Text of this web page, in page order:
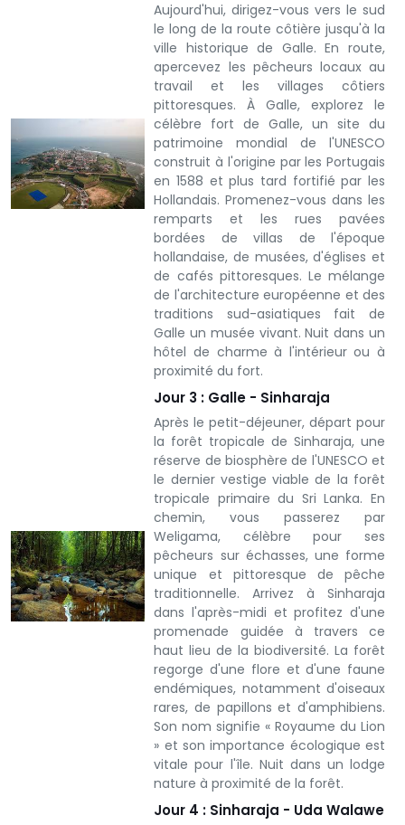
Aujourd'hui, dirigez-vous vers le sud
le long de la route côtière jusqu'à la
ville historique de Galle. En route,
apercevez les pêcheurs locaux au
travail et les villages côtiers
pittoresques. À Galle, explorez le
célèbre fort de Galle, un site du
patrimoine mondial de l'UNESCO
construit à l'origine par les Portugais
en 1588 et plus tard fortifié par les
Hollandais. Promenez-vous dans les
remparts et les rues pavées
bordées de villas de l'époque
hollandaise, de musées, d'églises et
de cafés pittoresques. Le mélange
de l'architecture européenne et des
traditions sud-asiatiques fait de
Galle un musée vivant. Nuit dans un
hôtel de charme à l'intérieur ou à
proximité du fort.
Jour 3 : Galle - Sinharaja
Après le petit-déjeuner, départ pour
la forêt tropicale de Sinharaja, une
réserve de biosphère de l'UNESCO et
le dernier vestige viable de la forêt
tropicale primaire du Sri Lanka. En
chemin, vous passerez par
Weligama, célèbre pour ses
pêcheurs sur échasses, une forme
unique et pittoresque de pêche
traditionnelle.Arrivez à Sinharaja
dans l'après-midi et profitez d'une
promenade guidée à travers ce
haut lieu de la biodiversité. La forêt
regorge d'une flore et d'une faune
endémiques, notamment d'oiseaux
rares, de papillons et d'amphibiens.
Son nom signifie « Royaume du Lion
» et son importance écologique est
vitale pour l'île. Nuit dans un lodge
nature à proximité de la forêt.
Jour 4 : Sinharaja - Uda Walawe